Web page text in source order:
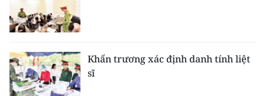
Khẩn trương xác định danh tính liệt
sĩ